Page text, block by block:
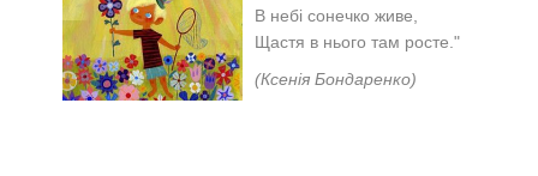
В небі сонечко живе,
Щастя в нього там росте. "
(Ксенія Бондаренко)